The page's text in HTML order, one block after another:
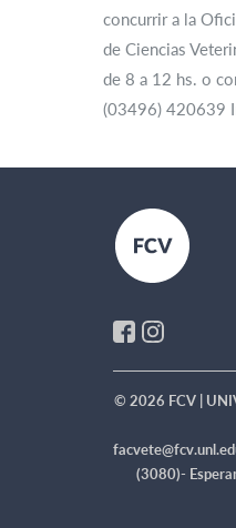
concurrir a la
de Ciencias
de 8 a 12 hs. o
(03496) 420639
© 2026 FCV |
(3080)-